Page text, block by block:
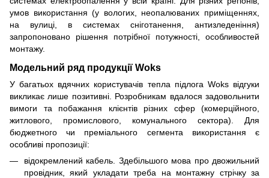
умов використання (у вологих, неопалюваних приміщеннях,
на вулиці, в системах сніготанення, антизледеніння)
запропоновано рішення потрібної потужності, особливостей
монтажу.
Модельний ряд продукції Woks
У багатьох вдячних користувачів тепла підлога Woks відгуки
викликає лише позитивні. Розробникам вдалося задовольнити
вимоги та побажання клієнтів різних сфер (комерційного,
житлового, промислового, комунального сектора). Для
бюджетного чи преміального сегмента використання є
особливі пропозиції:
відокремлений кабель. Здебільшого мова про двожильний
провідник, який укладати треба на монтажну стрічку за